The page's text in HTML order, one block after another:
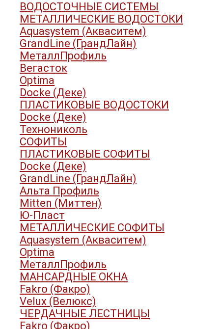
ВОДОСТОЧНЫЕ СИСТЕМЫ
МЕТАЛЛИЧЕСКИЕ ВОДОСТОКИ
Aquasystem (Акваситем)
GrandLine (ГрандЛайн)
МеталлПрофиль
Вегасток
Optima
Docke (Деке)
ПЛАСТИКОВЫЕ ВОДОСТОКИ
Docke (Деке)
Технониколь
СОФИТЫ
ПЛАСТИКОВЫЕ СОФИТЫ
Docke (Деке)
GrandLine (ГрандЛайн)
Альта Профиль
Mitten (Миттен)
Ю-Пласт
МЕТАЛЛИЧЕСКИЕ СОФИТЫ
Aquasystem (Акваситем)
Optima
МеталлПрофиль
МАНСАРДНЫЕ ОКНА
Fakro (Факро)
Velux (Велюкс)
ЧЕРДАЧНЫЕ ЛЕСТНИЦЫ
Fakro (Факро)